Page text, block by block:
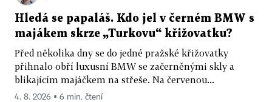
Hledá se papaláš. Kdo jel v černém BMW s
majákem skrze „Turkovu“ křižovatku?
Před několika dny se do jedné pražské křižovatky
přihnalo obří luxusní BMW se začerněnými skly a
blikajícím majáčkem na střeše. Na červenou...
4. 8. 2026 ▪ 6 min. čtení